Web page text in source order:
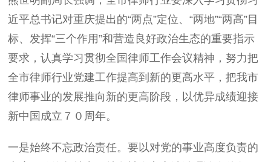
近平总书记对重庆提出的“两点”定位、“两地”“两高”目
标、发挥“三个作用”和营造良好政治生态的重要指示
要求，认真学习贯彻全国律师工作会议精神，努力把
全市律师行业党建工作提高到新的更高水平，把我市
律师事业的发展推向新的更高阶段，以优异成绩迎接
新中国成立７０周年。
一是始终不忘政治责任。要以对党的事业高度负责的